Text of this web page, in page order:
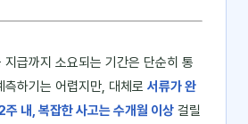
급까지 소요되는 기간은 단순히 통
하기는 어렵지만, 대체로 서류가 완
내, 복잡한 사고는 수개월 이상 걸릴